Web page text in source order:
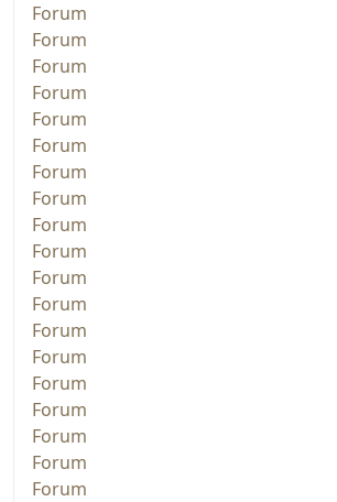
Forum
Forum
Forum
Forum
Forum
Forum
Forum
Forum
Forum
Forum
Forum
Forum
Forum
Forum
Forum
Forum
Forum
Forum
Forum